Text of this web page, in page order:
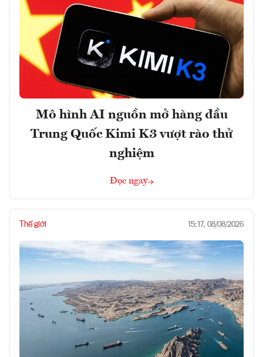
Mô hình AI nguồn mở hàng đầu
Trung Quốc Kimi K3 vượt rào thử
nghiệm
Đọc ngay
Thế giới 15:17, 08/08/2026